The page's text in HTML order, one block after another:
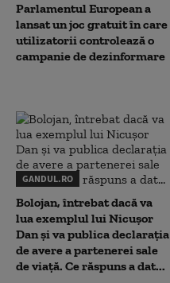
Parlamentul European a
lansat un joc gratuit în care
utilizatorii controlează o
campanie de dezinformare
GANDUL.RO
Bolojan, întrebat dacă va
lua exemplul lui Nicușor
Dan și va publica declarația
de avere a partenerei sale
de viață. Ce răspuns a dat...